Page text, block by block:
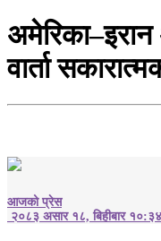
अमेरिका–इरान
वार्ता
आजको प्रेस
२०८३ असार १८, बिहीबार १०:३४